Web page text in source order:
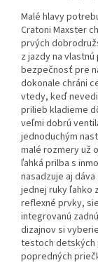
Malé hlavy
Cratoni Maxster
prvých
z jazdy na
bezpečnosť pre
dokonale chráni
vtedy, keď
prilieb kladieme
veľmi dobrú
jednoduchým
malé rozmery už
ľahká prilba s
nasadzuje aj
jednej ruky ľahko
reflexné prvky,
integrovanú
dizajnov si
testoch detských
popredných